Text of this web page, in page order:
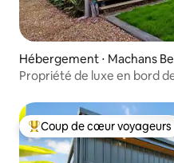
Hébergement ⋅ Machans
Propriété de luxe en bord
Coups de cœur voyageurs
Coup de cœur voyageurs